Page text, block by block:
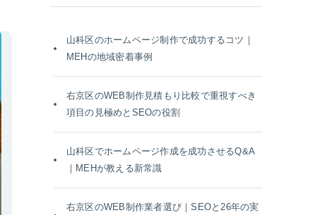
山科区のホームページ制作で成功するコツ｜
MEHの地域密着事例
右京区のWEB制作見積もり比較で重視すべき
項目の見極めとSEOの役割
山科区でホームページ作成を成功させるQ&A
｜MEHが教える新常識
右京区のWEB制作業者選び｜SEOと26年の実